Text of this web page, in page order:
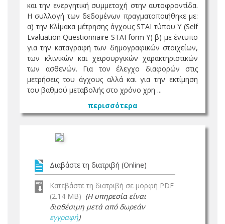
και την ενεργητική συμμετοχή στην αυτοφροντίδα.
Η συλλογή των δεδομένων πραγματοποιήθηκε με:
α) την Κλίμακα μέτρησης άγχους STAI τύπου Υ (Self
Evaluation Questionnaire STAI form Y) β) με έντυπο
για την καταγραφή των δημογραφικών στοιχείων,
των κλινικών και χειρουργικών χαρακτηριστικών
των ασθενών. Για τον έλεγχο διαφορών στις
μετρήσεις του άγχους αλλά και για την εκτίμηση
του βαθμού μεταβολής στο χρόνο χρη ...
περισσότερα
Διαβάστε τη διατριβή (Online)
Κατεβάστε τη διατριβή σε μορφή PDF
(2.14 MB) (Η υπηρεσία είναι
διαθέσιμη μετά από δωρεάν
εγγραφή)